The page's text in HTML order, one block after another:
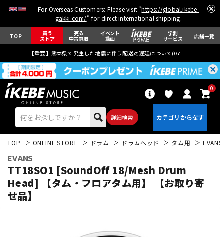
For Overseas Customers: Please visit "https://global.ikebe-
gakki.com/" for direct international shipping.
TOP 買う
ストア
売る
中古買取
イベント
動画
学割
サービス 店舗一覧
【重要】熊本県で発生した地震に伴う配送の遅延について(07月29日
詳細検索
0
TOP ONLINE STORE ドラム ドラムヘッド タム用
EVANS
TT18SO1 [SoundOff 18/Mesh Drum
Head] 【タム・フロアタム用】 【お取り寄
せ品】